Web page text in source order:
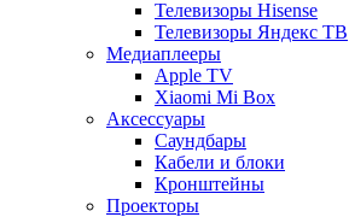
Телевизоры Hisense
Телевизоры Яндекс ТВ
Медиаплееры
Apple TV
Xiaomi Mi Box
Аксессуары
Саундбары
Кабели и блоки
Кронштейны
Проекторы